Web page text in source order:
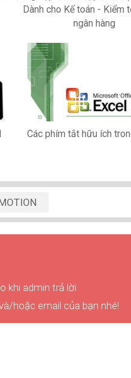
Dành cho Kế toán - Kiểm
ngân hàng
Các phím tắt hữu ích
khi admin trả lời
hoặc email của bạn nhé!